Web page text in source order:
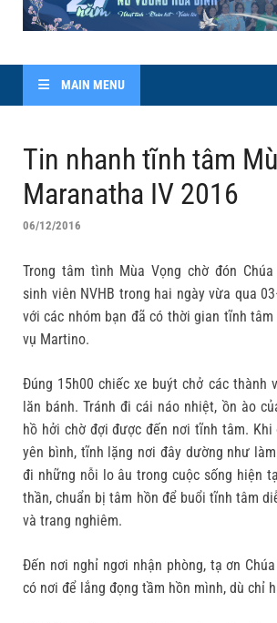
MAIN MENU
Tin nhanh tĩnh tâm
Maranatha IV 2016
06/12/2016
Trong tâm tình Mùa Vọng chờ đón
sinh viên NVHB trong hai ngày vừa qua
với các nhóm bạn đã có thời gian tĩnh
vụ Martino.
Đúng 15h00 chiếc xe buýt chở các thành
lăn bánh. Tránh đi cái náo nhiệt, ồn ào
hồ hởi chờ đợi được đến nơi tĩnh tâm. Khi
yên bình, tĩnh lặng nơi đây dường như
đi những nỗi lo âu trong cuộc sống hiện
thần, chuẩn bị tâm hồn để buổi tĩnh tâm
và trang nghiêm.
Đến nơi nghỉ ngơi nhận phòng, tạ ơn
có nơi để lắng đọng tầm hồn mình, dù chỉ